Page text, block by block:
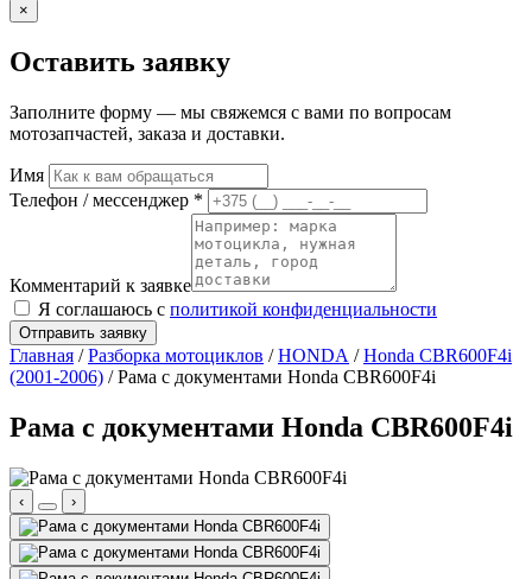
×
Оставить заявку
Заполните форму — мы свяжемся с вами по вопросам
мотозапчастей, заказа и доставки.
Имя
Телефон / мессенджер *
Комментарий к заявке
Я соглашаюсь с политикой конфиденциальности
Отправить заявку
Главная /Разборка мотоциклов /HONDA /Honda CBR600F4i
(2001-2006) / Рама с документами Honda CBR600F4i
Рама с документами Honda CBR600F4i
‹ ›